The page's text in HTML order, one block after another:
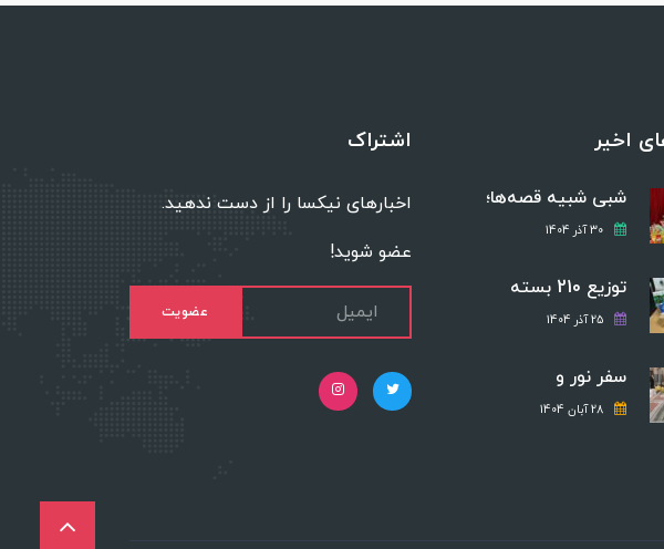
اخیر
شبی شبیه قصه‌ها؛
30 آذر 1404
توزیع 210 بسته
25 آذر 1404
سفر نور و
28 آبان 1404
اشتراک
اخبارهای نیکسا را از دست ندهید.
عضو شوید!
عضویت